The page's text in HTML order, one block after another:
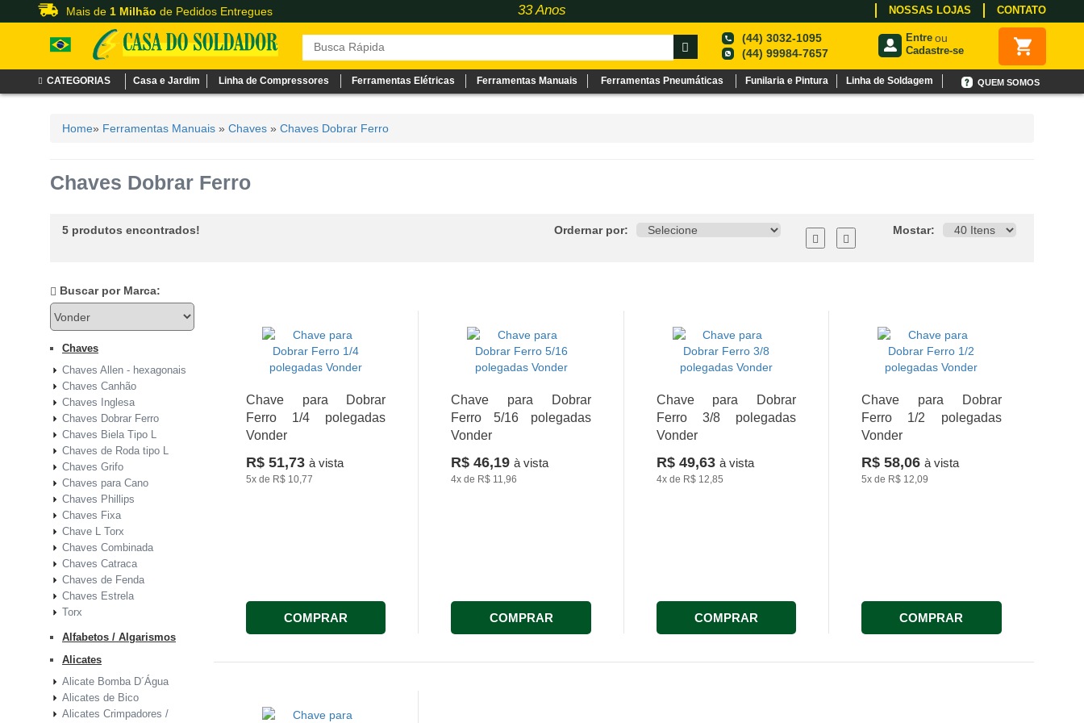
Mais de 1 Milhão de Pedidos Entregues 33 Anos NOSSAS LOJAS CONTATO
(44) 3032-1095
(44) 99984-7657
Entre ou
Cadastre-se
CATEGORIAS Casa e Jardim Linha de Compressores Ferramentas Elétricas Ferramentas Manuais Ferramentas Pneumáticas Funilaria e Pintura Linha de Soldagem QUEM SOMOS
Home» Ferramentas Manuais » Chaves » Chaves Dobrar Ferro
Chaves Dobrar Ferro
5 produtos encontrados! Ordernar por: Mostar:
Buscar por Marca:
Chaves
Chaves Allen - hexagonais
Chaves Canhão
Chaves Inglesa
Chaves Dobrar Ferro
Chaves Biela Tipo L
Chaves de Roda tipo L
Chaves Grifo
Chaves para Cano
Chaves Phillips
Chaves Fixa
Chave L Torx
Chaves Combinada
Chaves Catraca
Chaves de Fenda
Chaves Estrela
Torx
Alfabetos / Algarismos
Alicates
Alicate Bomba D´Água
Alicates de Bico
Alicates Crimpadores /
Chave para Dobrar
Ferro 1/4 polegadas
Vonder
R$ 51,73à vista
5x de R$ 10,77
COMPRAR
Chave para Dobrar
Ferro 5/16 polegadas
Vonder
R$ 46,19à vista
4x de R$ 11,96
COMPRAR
Chave para Dobrar
Ferro 3/8 polegadas
Vonder
R$ 49,63 à vista
4xde R$ 12,85
COMPRAR
Chave para Dobrar
Ferro 1/2 polegadas
Vonder
R$ 58,06 à vista
5xde R$ 12,09
COMPRAR